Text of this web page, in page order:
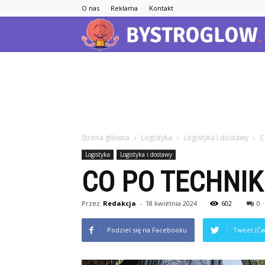
O nas Reklama Kontakt
Strona główna Logistyka Logistyka i dostawy
Logistyka Logistyka i dostawy
CO PO
Przez Redakcja - 18 kwietnia 2024 602 0
Podziel się na Facebooku Tweet